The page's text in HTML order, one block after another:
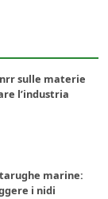
sulle materie
l’industria
marine:
i nidi